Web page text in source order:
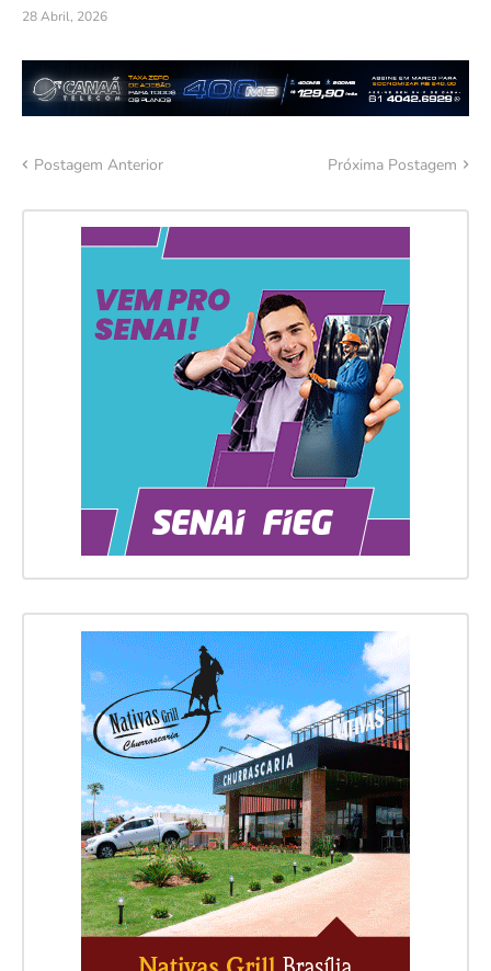
28 Abril, 2026
Postagem Anterior Próxima Postagem